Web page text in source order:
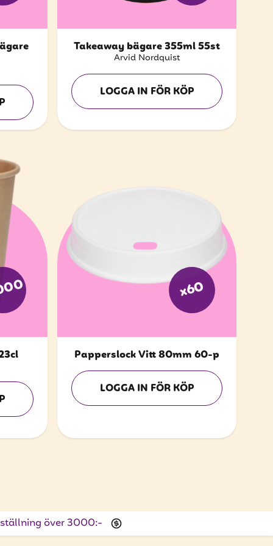
Takeaway bägare 355ml 55st
Arvid Nordquist
LOGGA IN FÖR KÖP
x60
Papperslock Vitt 80mm 60-p
LOGGA IN FÖR KÖP
över 3000:-